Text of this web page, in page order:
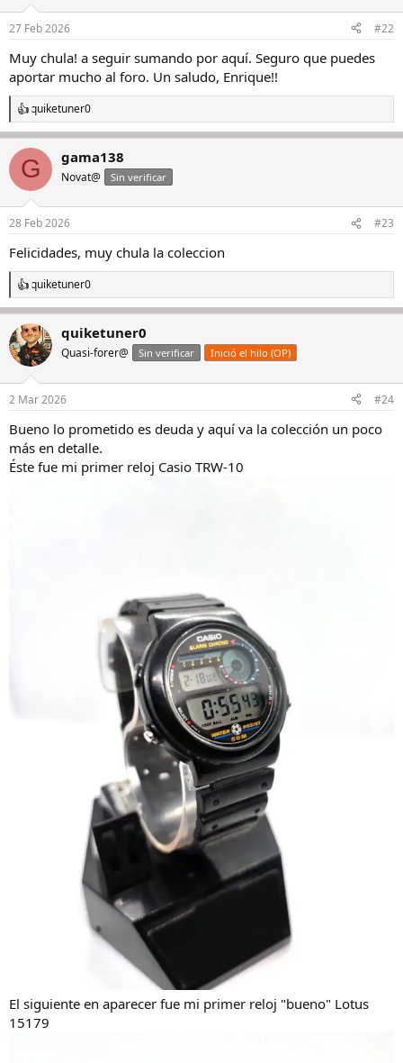
e
:
27 Feb 2026 #22
Muy chula! a seguir sumando por aquí. Seguro que puedes
aportar mucho al foro. Un saludo, Enrique!!
R
e
a
c
i
e
:
quiketuner0
G gama138
Novat@ Sin verificar
28 Feb 2026 #23
Felicidades, muy chula la coleccion
R
e
c
c
i
e
:
quiketuner0
quiketuner0
Quasi-forer@ Sin verificar Inició el hilo (OP)
2 Mar 2026 #24
Bueno lo prometido es deuda y aquí va la colección un poco
más en detalle.
Éste fue mi primer reloj Casio TRW-10
El siguiente en aparecer fue mi primer reloj "bueno" Lotus
15179